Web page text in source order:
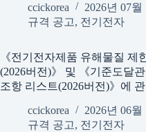
ccickorea
2026년 07월
규격 공고, 전기전자
《전기전자제품 유해물질 제
(2026버전)》 및 《기준도달
조항 리스트(2026버전)》에 관
ccickorea
2026년 06월
규격 공고, 전기전자